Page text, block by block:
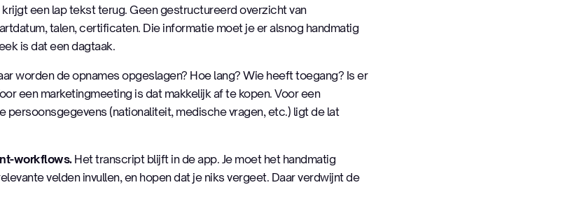
een lap tekst terug. Geen gestructureerd overzicht van
talen, certificaten. Die informatie moet je er alsnog handmatig
is dat een dagtaak.
worden de opnames opgeslagen? Hoe lang? Wie heeft toegang? Is er
een marketingmeeting is dat makkelijk af te kopen. Voor een
(nationaliteit, medische vragen, etc.) ligt de lat
workflows.Het transcript blijft in de app. Je moet het handmatig
velden invullen, en hopen dat je niks vergeet. Daar verdwijnt de